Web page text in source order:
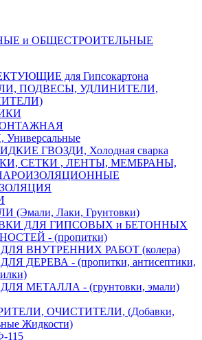
и ОБЩЕСТРОИТЕЛЬНЫЕ
для Гипсокартона
ПОДВЕСЫ, УДЛИНИТЕЛИ,
ГВОЗДИ, Холодная сварка
СЕТКИ , ЛЕНТЫ, МЕМБРАНЫ,
(Эмали, Лаки, Грунтовки)
ДЛЯ ГИПСОВЫХ и БЕТОННЫХ
- (пропитки)
ВНУТРЕННИХ РАБОТ (колера)
ДЕРЕВА - (пропитки, антисептики,
МЕТАЛЛА - (грунтовки, эмали)
ОЧИСТИТЕЛИ, (Добавки,
Жидкости)
115